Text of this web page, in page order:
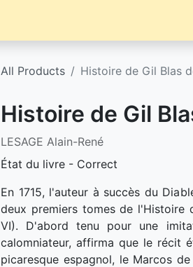
All Products Histoire de Gil Blas
Histoire de Gil
LESAGE Alain-René
État du livre - Correct
En 1715, l'auteur à succès du
deux premiers tomes de l'Histoire
VI). D'abord tenu pour une
calomniateur, affirma que le récit
picaresque espagnol, le Marcos